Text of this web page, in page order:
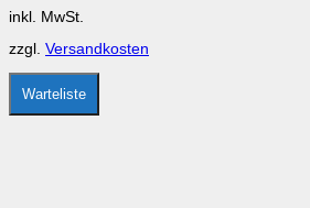
können
der
Produktseite
gewählt
inkl. MwSt.
zzgl. Versandkosten
Warteliste